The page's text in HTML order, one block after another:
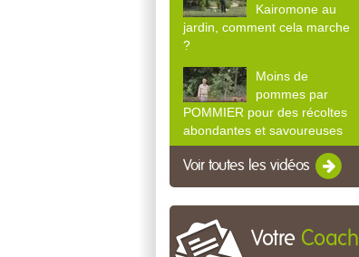
Kairomone au
jardin, comment cela marche
?
Moins de
pommes par
POMMIER pour des récoltes
abondantes et savoureuses
Voir toutes les vidéos
Votre Coach